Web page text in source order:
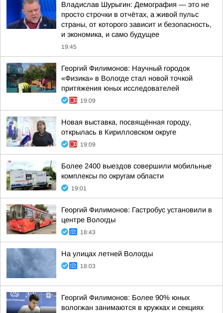
Владислав Шурыгин: Демография — это не
просто строчки в отчётах, а живой пульс
страны, от которого зависит и безопасность,
и экономика, и само будущее
19:45
Георгий Филимонов: Научный городок
«Физика» в Вологде стал новой точкой
притяжения юных исследователей
19:09
Новая выставка, посвящённая городу,
открылась в Кирилловском округе
19:09
Более 2400 выездов совершили мобильные
комплексы по округам области
19:01
Георгий Филимонов: Гастробус установили в
центре Вологды
18:43
На улицах летней Вологды
18:03
Георгий Филимонов: Более 90% юных
вологжан занимаются в кружках и секциях